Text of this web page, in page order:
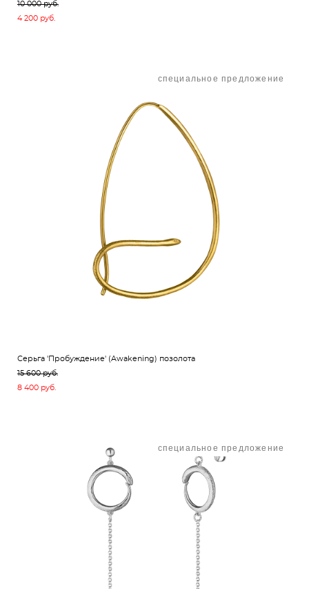
10 000 pуб.
4 200 pуб.
специальное предложение
Серьга 'Пробуждение' (Awakening) позолота
15 600 pуб.
8 400 pуб.
специальное предложение